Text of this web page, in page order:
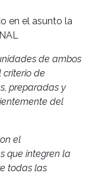
en el asunto la
de ambos
criterio de
preparadas y
del
el
que integren la
todas las